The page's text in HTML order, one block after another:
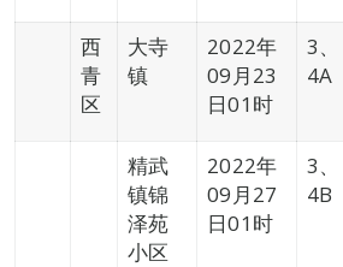
西
青
区
大寺
镇
2022年
09月23
日01时
3、
4A
精武
镇锦
泽苑
小区
2022年
09月27
日01时
3、
4B